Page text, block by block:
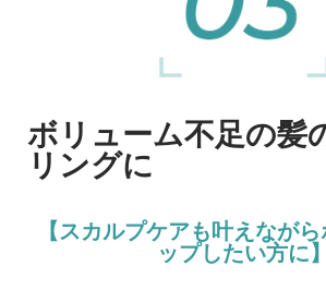
ボリューム不足の髪
リングに
【スカルプケアも叶えなが
ップしたい方に】